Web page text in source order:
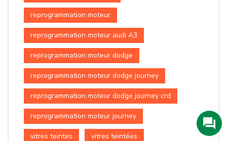
reprogrammation moteur
reprogrammation moteur audi A3
reprogrammation moteur dodge
reprogrammation moteur dodge journey
reprogrammation moteur dodge journey crd
reprogrammation moteur journey
vitres teintes vitres teintées